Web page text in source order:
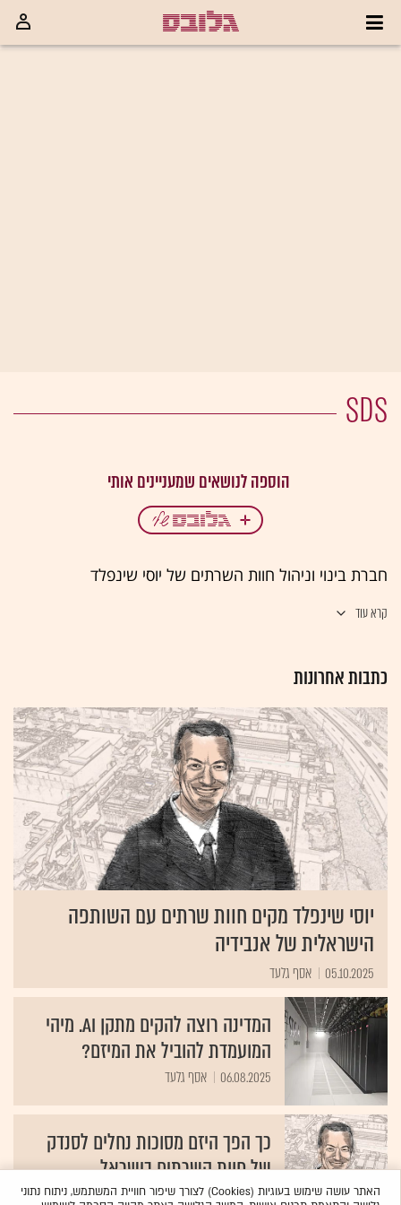
SDS
חברת בינוי וניהול חוות השרתים של יוסי שינפלד
קרא עוד
כתבות אחרונות
יוסי שינפלד מקים חוות שרתים עם השותפה
הישראלית של אנבידיה
05.10.2025 אסף גלעד
המדינה רוצה להקים מתקן AI. מיהי
המועמדת להוביל את המיזם?
06.08.2025 אסף גלעד
כך הפך היזם מסוכות נחלים לסנדק
של חוות השרתים בישראל
15.05.2024 אסף גלעד
האתר עושה שימוש בעוגיות (Cookies) לצורך שיפור חוויית המשתמש, ניתוח נתוני